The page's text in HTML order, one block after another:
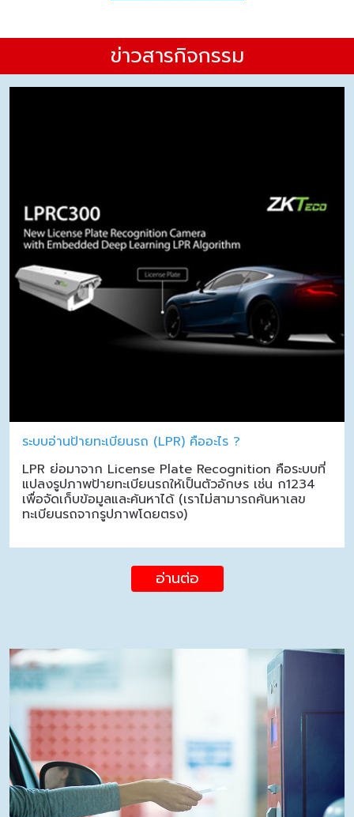
ข่าวสารกิจกรรม
ระบบอ่านป้ายทะเบียนรถ (LPR) คืออะไร ?
LPR ย่อมาจาก License Plate Recognition คือระบบที่
แปลงรูปภาพป้ายทะเบียนรถให้เป็นตัวอักษร เช่น ก1234
เพื่อจัดเก็บข้อมูลและค้นหาได้ (เราไม่สามารถค้นหาเลข
ทะเบียนรถจากรูปภาพโดยตรง)
อ่านต่อ